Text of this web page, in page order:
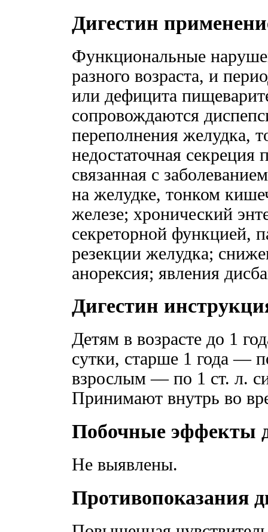
Дигестин
Функциональные
разного возраста, и
или дефицита
сопровождаются
переполнения желудка,
недостаточная
связанная с
на желудке, тонком
железе; хронический
секреторной функцией,
резекции желудка;
анорексия; явления
Дигестин
Детям в возрасте до 1
сутки, старше 1 года —
взрослым — по 1 ст. л.
Принимают внутрь во
Побочные эффекты
Не выявлены.
Противопоказания